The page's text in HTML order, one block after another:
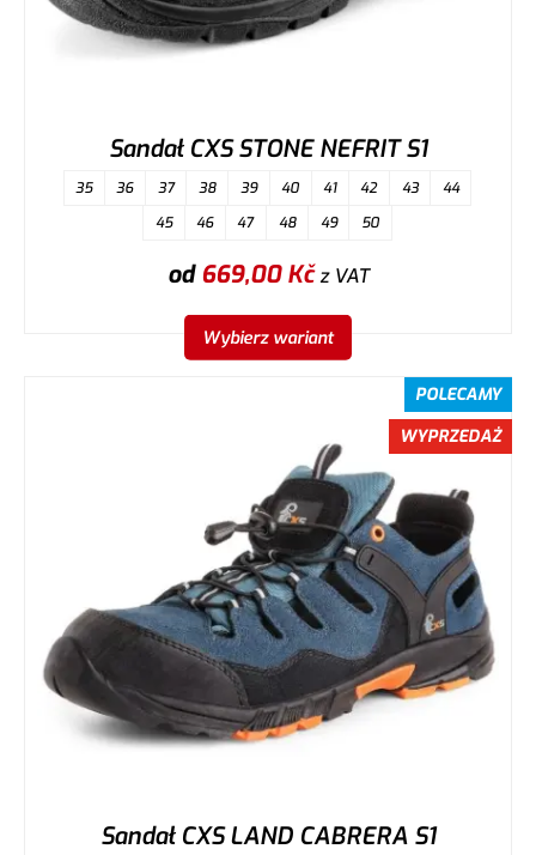
Sandał CXS STONE NEFRIT S1
35 36 37 38 39 40 41 42 43
44
45
46 47 48 49 50
od669,00Kčz VAT
Wybierz wariant
POLECAMY
WYPRZEDAŻ
Sandał CXS LAND CABRERA S1